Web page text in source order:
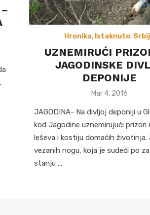
Hronika, Istaknuto,
UZNEMIRUĆI
JAGODINSKE
DEPONIJE
Posted
Mar 4, 2016
JAGODINA- Na divljoj deponiji u
kod Jagodine uznemirujući prizori
leševa i kostiju domaćih životinja.
vezanih nogu, koja je sudeći po
stanju …